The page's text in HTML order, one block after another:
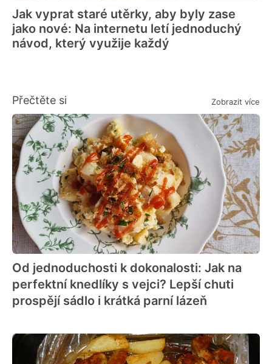
Jak vyprat staré utěrky, aby byly zase
jako nové: Na internetu letí jednoduchý
návod, který využije každý
Přečtěte si Zobrazit více
Od jednoduchosti k dokonalosti: Jak na
perfektní knedlíky s vejci? Lepší chuti
prospějí sádlo i krátká parní lázeň